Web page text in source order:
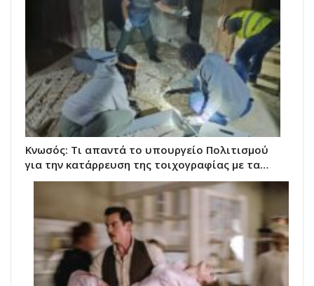
Κνωσός: Τι απαντά το υπουργείο Πολιτισμού
για την κατάρρευση της τοιχογραφίας με τα…